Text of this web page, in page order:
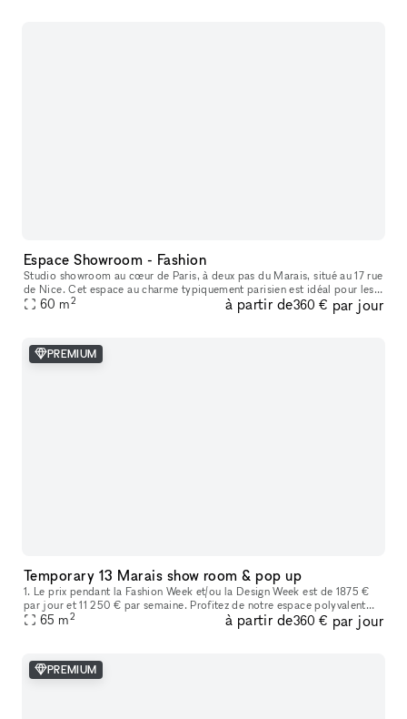
Espace Showroom - Fashion
Studio showroom au cœur de Paris, à deux pas du Marais, situé au 17 rue
de Nice. Cet espace au charme typiquement parisien est idéal pour les
showrooms, présentations de collections, pop-ups et événe
60 m2 à partir de360 € par jour
PREMIUM
Temporary 13 Marais show room & pop up
1. Le prix pendant la Fashion Week et/ou la Design Week est de 1875 €
par jour et 11 250 € par semaine. Profitez de notre espace polyvalent
idéal pour les showrooms de mode, les produits de luxe, les
65 m2 à partir de360 € par jour
PREMIUM